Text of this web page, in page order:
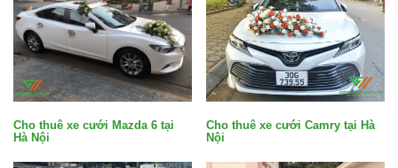
Cho thuê xe cưới Mazda 6 tại
Hà Nội
Cho thuê xe cưới Camry tại Hà
Nội